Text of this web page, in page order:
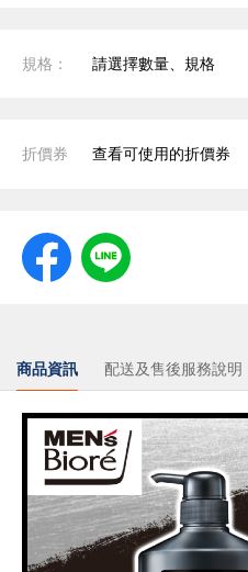
規格： 請選擇數量、規格
折價券 查看可使用的折價券
商品資訊 配送及售後服務說明